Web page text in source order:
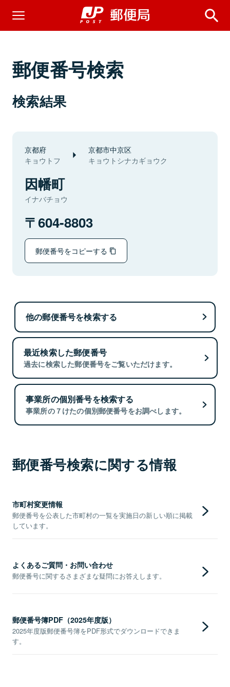
郵便番号検索
検索結果
京都府
キョウトフ
京都市中京区
キョウトシナカギョウク
因幡町
イナバチョウ
604-8803
郵便番号をコピーする
他の郵便番号を検索する
最近検索した郵便番号
過去に検索した郵便番号をご覧いただけます。
事業所の個別番号を検索する
事業所の７けたの個別郵便番号をお調べします。
郵便番号検索に関する情報
市町村変更情報
郵便番号を公表した市町村の一覧を実施日の新しい順に掲載
しています。
よくあるご質問・お問い合わせ
郵便番号に関するさまざまな疑問にお答えします。
郵便番号簿PDF（2025年度版）
2025年度版郵便番号簿をPDF形式でダウンロードできま
す。